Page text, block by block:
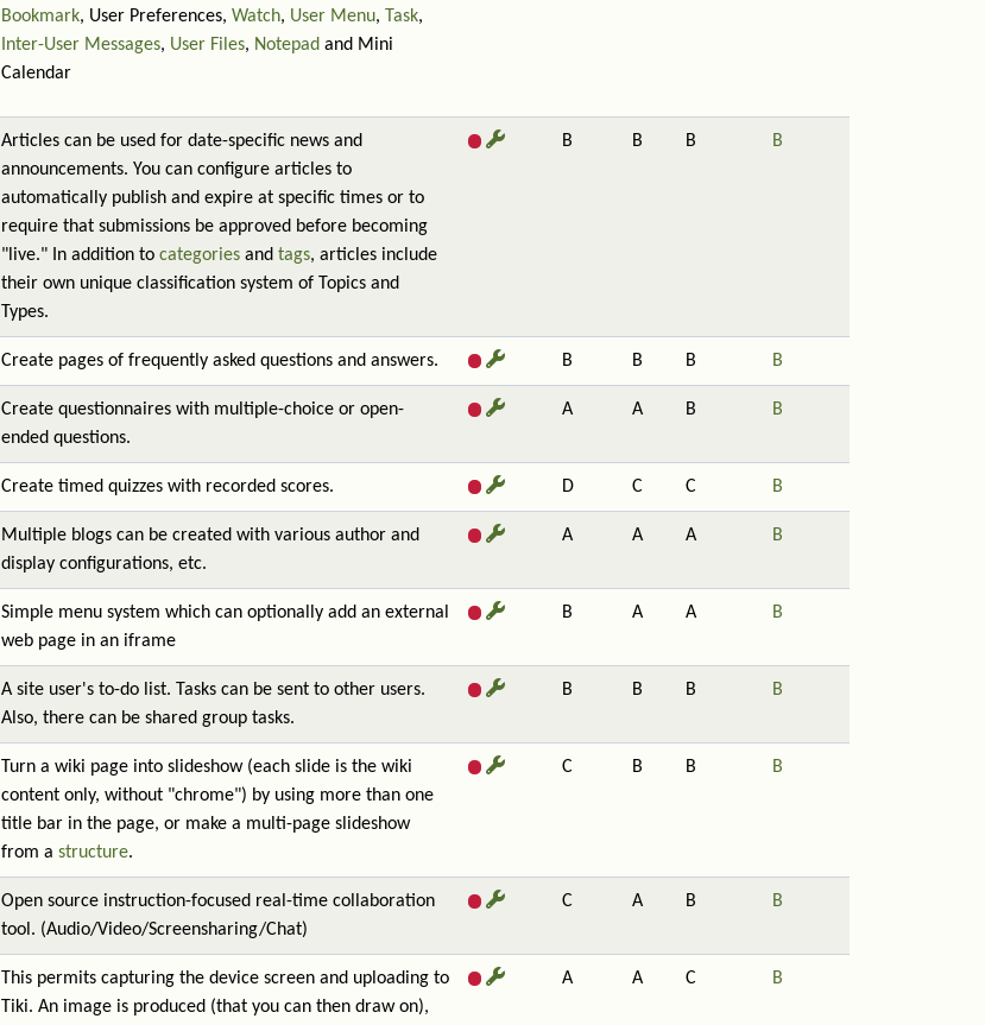
Bookmark, User Preferences, Watch, User Menu, Task,
Inter-User Messages, User Files, Notepad and Mini
Calendar
Articles can be used for date-specific news and
announcements. You can configure articles to
automatically publish and expire at specific times or to
require that submissions be approved before becoming
"live." In addition to categories and tags, articles include
their own unique classification system of Topics and
Types.
B B B B
Create pages of frequently asked questions and answers. B B B B
Create questionnaires with multiple-choice or open-
ended questions.
A A B B
Create timed quizzes with recorded scores. D C C B
Multiple blogs can be created with various author and
display configurations, etc.
A A A B
Simple menu system which can optionally add an external
web page in an iframe
B A A B
A site user's to-do list. Tasks can be sent to other users.
Also, there can be shared group tasks.
B B B B
Turn a wiki page into slideshow (each slide is the wiki
content only, without "chrome") by using more than one
title bar in the page, or make a multi-page slideshow
from a structure.
C B B B
Open source instruction-focused real-time collaboration
tool. (Audio/Video/Screensharing/Chat)
C A B B
This permits capturing the device screen and uploading to
Tiki. An image is produced (that you can then draw on),
A A C B